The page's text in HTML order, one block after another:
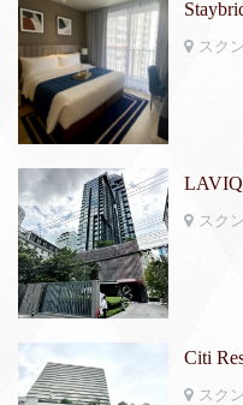
スク
LAVIQ
スク
Citi
スク